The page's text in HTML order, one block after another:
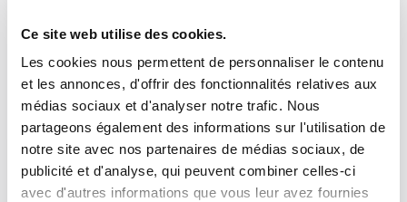
Ce site web utilise des cookies.
Les cookies nous permettent de personnaliser le contenu
et les annonces, d'offrir des fonctionnalités relatives aux
médias sociaux et d'analyser notre trafic. Nous
partageons également des informations sur l'utilisation de
notre site avec nos partenaires de médias sociaux, de
publicité et d'analyse, qui peuvent combiner celles-ci
avec d'autres informations que vous leur avez fournies